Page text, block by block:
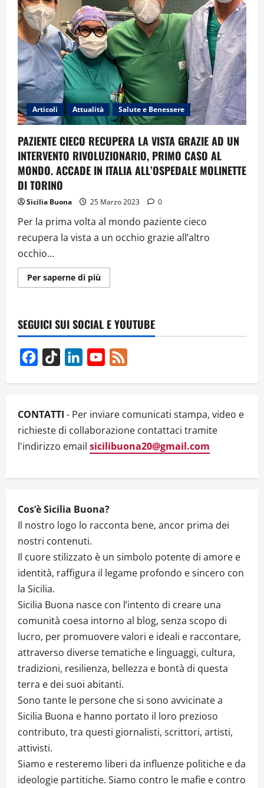
Articoli Attualità Salute e Benessere
PAZIENTE CIECO RECUPERA LA VISTA GRAZIE AD UN
INTERVENTO RIVOLUZIONARIO, PRIMO CASO AL
MONDO. ACCADE IN ITALIA ALL’OSPEDALE MOLINETTE
DI TORINO
Sicilia Buona 25 Marzo 2023 0
Per la prima volta al mondo paziente cieco
recupera la vista a un occhio grazie all’altro
occhio...
Per saperne di piùUlteriori
informazioni
RECUPERA
LA
VISTA
AD
UN
INTERVENTO
PRIMO
MONDO.
ACCADE
ITALIA
ALL’OSPEDALE
MOLINETTE
SEGUICI SUI SOCIAL E YOUTUBE
Facebook
TikTok LinkedInYouTube
CONTATTI - Per inviare comunicati stampa, video e
richieste di collaborazione contattaci tramite
l'indirizzo email sicilibuona20@gmail.com
Cos’è Sicilia Buona?
Il nostro logo lo racconta bene, ancor prima dei
nostri contenuti.
Il cuore stilizzato è un simbolo potente di amore e
identità, raffigura il legame profondo e sincero con
la Sicilia.
Sicilia Buona nasce con l’intento di creare una
comunità coesa intorno al blog, senza scopo di
lucro, per promuovere valori e ideali e raccontare,
attraverso diverse tematiche e linguaggi, cultura,
tradizioni, resilienza, bellezza e bontà di questa
terra e dei suoi abitanti.
Sono tante le persone che si sono avvicinate a
Sicilia Buona e hanno portato il loro prezioso
contributo, tra questi giornalisti, scrittori, artisti,
attivisti.
Siamo e resteremo liberi da influenze politiche e da
ideologie partitiche. Siamo contro le mafie e contro